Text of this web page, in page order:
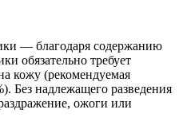
— благодаря содержанию
обязательно требует
кожу (рекомендуемая
Без надлежащего разведения
ожоги или